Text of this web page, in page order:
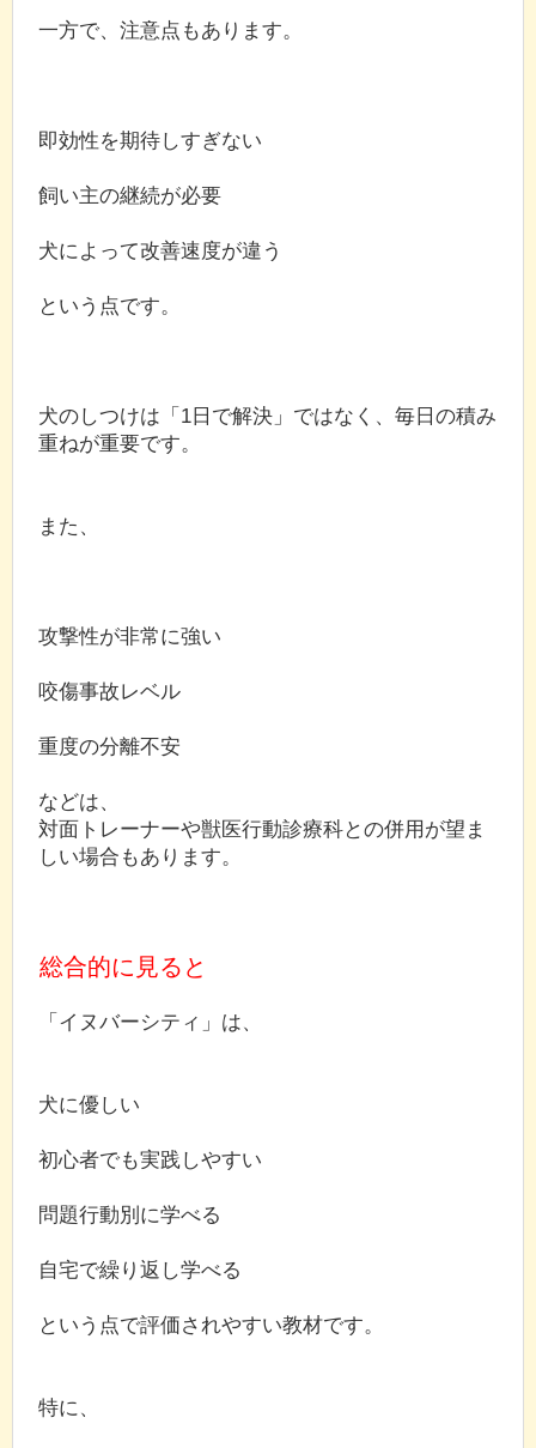
一方で、注意点もあります。
即効性を期待しすぎない
飼い主の継続が必要
犬によって改善速度が違う
という点です。
犬のしつけは「1日で解決」ではなく、毎日の積み
重ねが重要です。
また、
攻撃性が非常に強い
咬傷事故レベル
重度の分離不安
などは、
対面トレーナーや獣医行動診療科との併用が望ま
しい場合もあります。
総合的に見ると
「イヌバーシティ」は、
犬に優しい
初心者でも実践しやすい
問題行動別に学べる
自宅で繰り返し学べる
という点で評価されやすい教材です。
特に、